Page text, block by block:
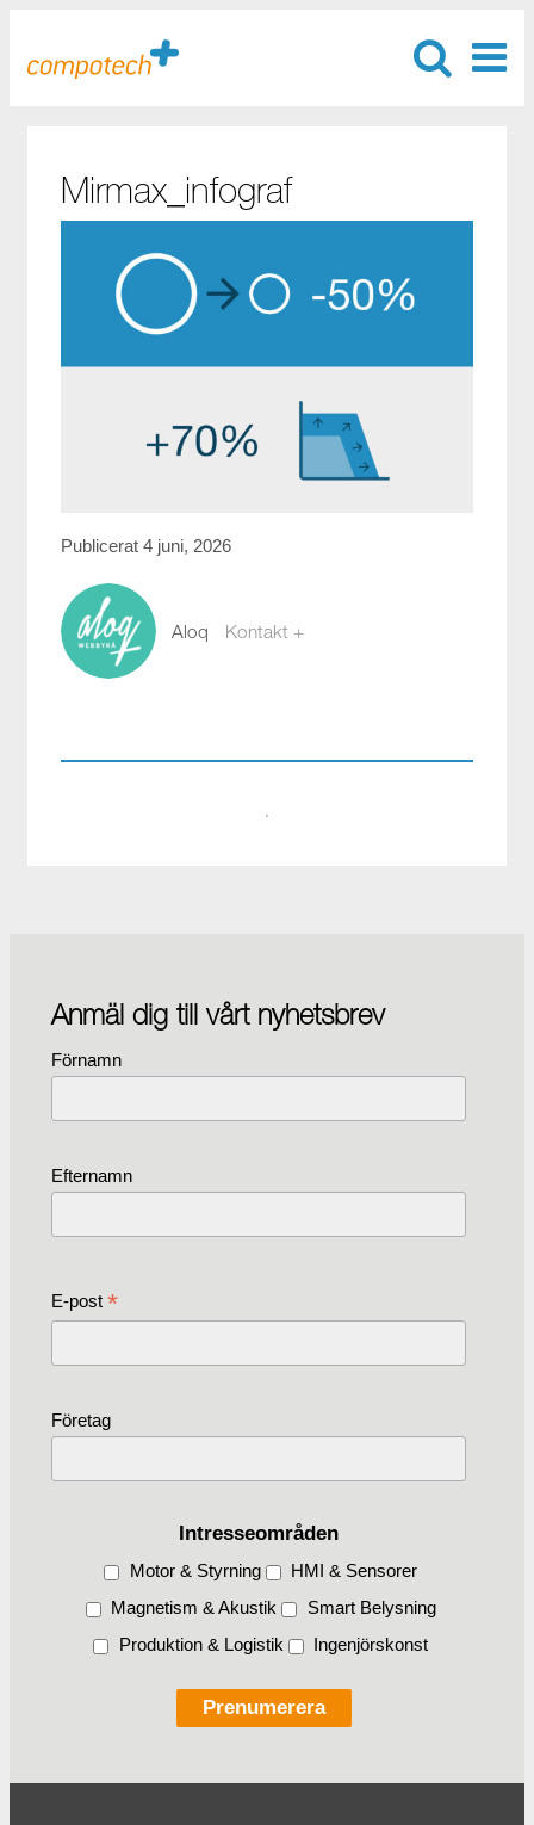
Mirmax_infograf
Publicerat 4 juni, 2026
Aloq Kontakt +
·
Anmäl dig till vårt nyhetsbrev
Förnamn
Efternamn
E-post *
Företag
Intresseområden
Motor & Styrning
HMI & Sensorer
Magnetism & Akustik
Smart Belysning
Produktion & Logistik
Ingenjörskonst